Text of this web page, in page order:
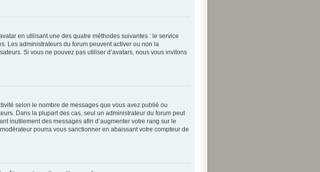
en utilisant une des quatre méthodes suivantes : le service
Les administrateurs du forum peuvent activer ou non la
Si vous ne pouvez pas utiliser d’avatars, nous vous invitons
selon le nombre de messages que vous avez publié ou
Dans la plupart des cas, seul un administrateur du forum peut
inutilement des messages afin d’augmenter votre rang sur le
pourra vous sanctionner en abaissant votre compteur de